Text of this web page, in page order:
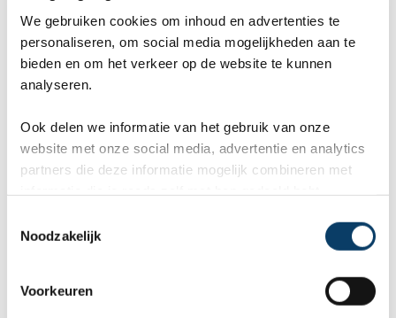
We gebruiken cookies om inhoud en advertenties te
personaliseren, om social media mogelijkheden aan te
bieden en om het verkeer op de website te kunnen
analyseren.
Ook delen we informatie van het gebruik van onze
website met onze social media, advertentie en analytics
partners die deze informatie mogelijk combineren met
Noodzakelijk
Voorkeuren
RIU Tikida Garden(208 km)
Club Med Marrakech La Palmeraie(209 km)
Pullman Marakech
Iberostar Club Palmeraie Marrakech(215 km)
Kamers
Deluxe 2-persoonskamer zonder balkon, 2-3 pers
-Airconditiong, gratis WiFi, telefoon, gratis kluisje